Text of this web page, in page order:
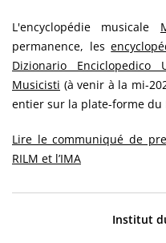
L'encyclopédie musicale
permanence, les
Dizionario
Musicisti (à venir à la mi-
entier sur la plate-forme du
Lire le communiqué de
RILM et l’IMA
Institut